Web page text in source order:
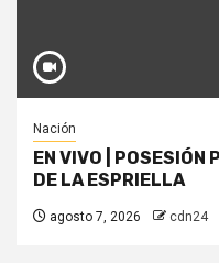
Nación
EN VIVO | POSESIÓN
DE LA ESPRIELLA
agosto 7, 2026 cdn24